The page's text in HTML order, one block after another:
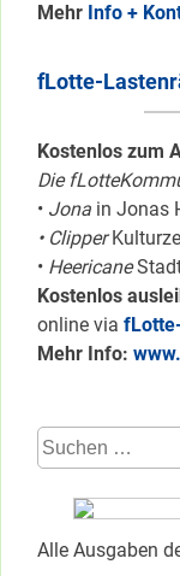
Mehr Info +
fLotte-
Kostenlos zum
Die
• Jona in Jonas
• Clipper
• Heericane
Kostenlos
online via
Mehr Info:
Suchen
nach:
Alle Ausgaben